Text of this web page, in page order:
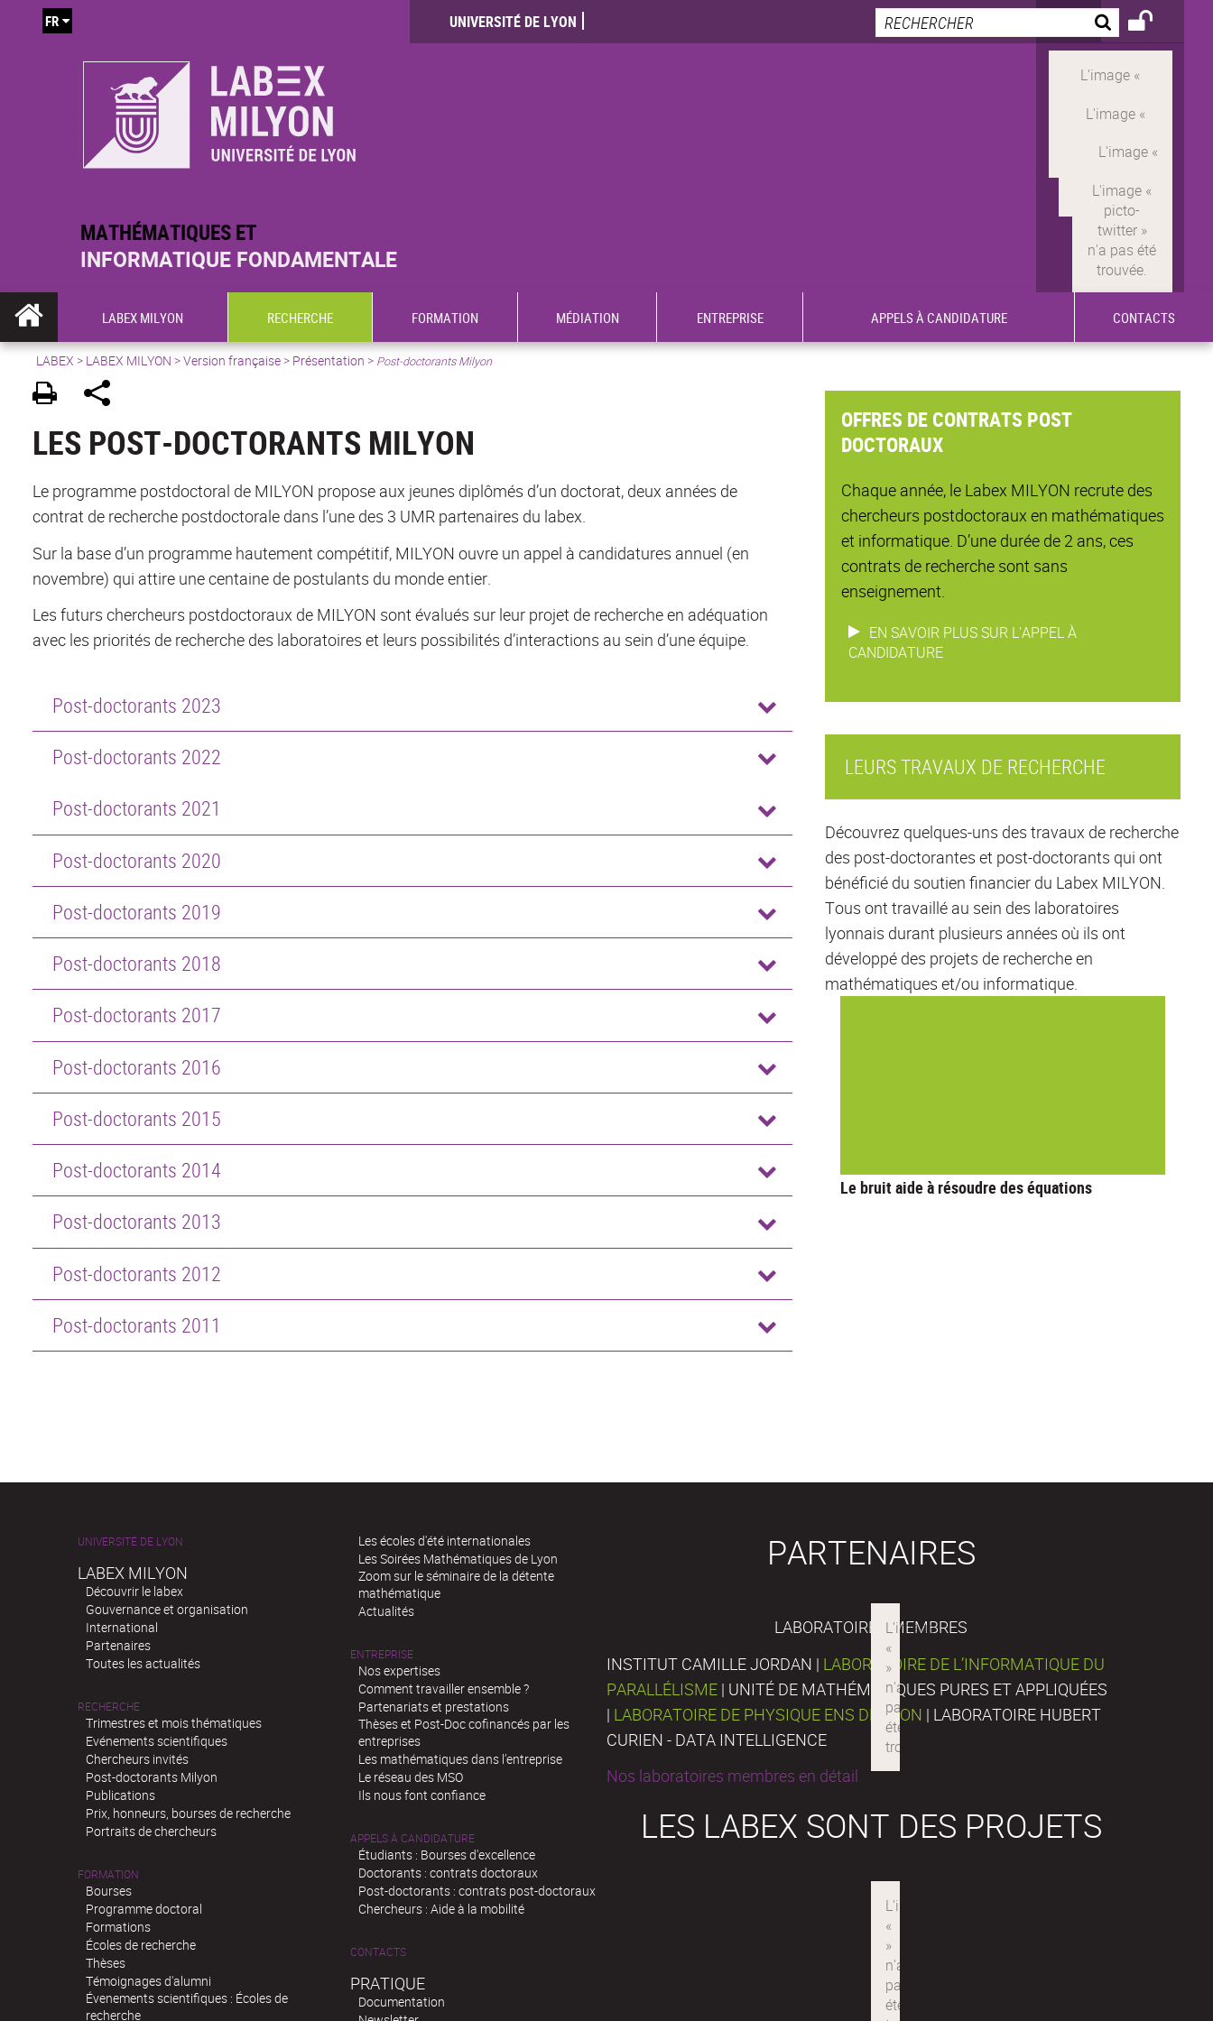
MATHÉMATIQUES ET
INFORMATIQUE FONDAMENTALE
UNIVERSITÉ DE LYON
FR
LABEX MILYON RECHERCHE FORMATION MÉDIATION ENTREPRISE APPELS À CANDIDATURE CONTACTS
LABEX > LABEX MILYON >Version française> Présentation > Post-doctorants Milyon
LES POST-DOCTORANTS MILYON
Le programme postdoctoral de MILYON propose aux jeunes diplômés d’un doctorat, deux années de
contrat de recherche postdoctorale dans l’une des 3 UMR partenaires du labex.
Sur la base d’un programme hautement compétitif, MILYON ouvre un appel à candidatures annuel (en
novembre) qui attire une centaine de postulants du monde entier.
Les futurs chercheurs postdoctoraux de MILYON sont évalués sur leur projet de recherche en adéquation
avec les priorités de recherche des laboratoires et leurs possibilités d’interactions au sein d’une équipe.
Post-doctorants 2023
Post-doctorants 2022
Post-doctorants 2021
Post-doctorants 2020
Post-doctorants 2019
Post-doctorants 2018
Post-doctorants 2017
Post-doctorants 2016
Post-doctorants 2015
Post-doctorants 2014
Post-doctorants 2013
Post-doctorants 2012
Post-doctorants 2011
OFFRES DE CONTRATS POST
DOCTORAUX
Chaque année, le Labex MILYON recrute des
chercheurs postdoctoraux en mathématiques
et informatique. D’une durée de 2 ans, ces
contrats de recherche sont sans
enseignement.
EN SAVOIR PLUS SUR L'APPEL À
CANDIDATURE
LEURS TRAVAUX DE RECHERCHE
Découvrez quelques-uns des travaux de recherche
des post-doctorantes et post-doctorants qui ont
bénéficié du soutien financier du Labex MILYON.
Tous ont travaillé au sein des laboratoires
lyonnais durant plusieurs années où ils ont
développé des projets de recherche en
mathématiques et/ou informatique.
Le bruit aide à résoudre des équations
UNIVERSITÉ DE LYON
LABEX MILYON
Découvrir le labex
Gouvernance et organisation
International
Partenaires
Toutes les actualités
RECHERCHE
Trimestres et mois thématiques
Evénements scientifiques
Chercheurs invités
Post-doctorants Milyon
Publications
Prix, honneurs, bourses de recherche
Portraits de chercheurs
FORMATION
Bourses
Programme doctoral
Formations
Écoles de recherche
Thèses
Témoignages d'alumni
Évenements scientifiques : Écoles de
recherche
Les écoles d'été internationales
Les Soirées Mathématiques de Lyon
Zoom sur le séminaire de la détente
mathématique
Actualités
ENTREPRISE
Nos expertises
Comment travailler ensemble ?
Partenariats et prestations
Thèses et Post-Doc cofinancés par les
entreprises
Les mathématiques dans l’entreprise
Le réseau des MSO
Ils nous font confiance
APPELS À CANDIDATURE
Étudiants : Bourses d'excellence
Doctorants : contrats doctoraux
Post-doctorants : contrats post-doctoraux
Chercheurs : Aide à la mobilité
CONTACTS
PRATIQUE
Documentation
PARTENAIRES
LABORATOIRES MEMBRES
INSTITUT CAMILLE JORDAN | LABORATOIRE DE L’INFORMATIQUE DU
PARALLÉLISME | UNITÉ DE MATHÉMATIQUES PURES ET APPLIQUÉES
| LABORATOIRE DE PHYSIQUE ENS DE LYON | LABORATOIRE HUBERT
CURIEN - DATA INTELLIGENCE
Nos laboratoires membres en détail
LES LABEX SONT DES PROJETS